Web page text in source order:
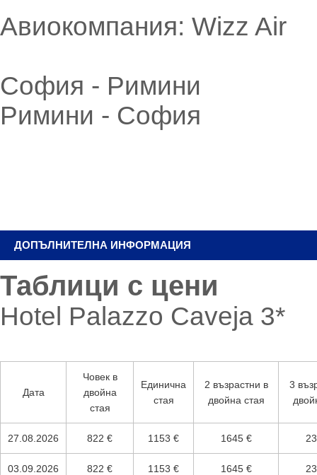
Авиокомпания: Wizz Air
София - Римини
Римини - София
ДОПЪЛНИТЕЛНА ИНФОРМАЦИЯ
Таблици с цени
Hotel Palazzo Caveja 3*
Дата
Човек в
двойна
стая
Единична
стая
2 възрастни в
двойна стая
3
27.08.2026 822 € 1153 € 1645 €
03.09.2026 822 € 1153 € 1645 €